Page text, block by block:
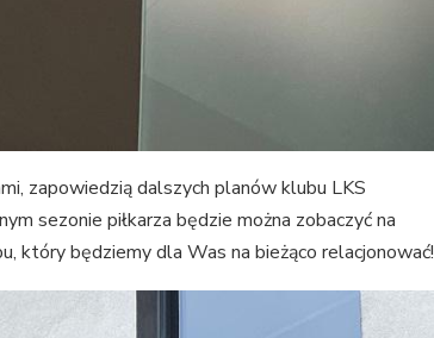
zapowiedzią dalszych planów klubu LKS
sezonie piłkarza będzie można zobaczyć na
który będziemy dla Was na bieżąco relacjonować!